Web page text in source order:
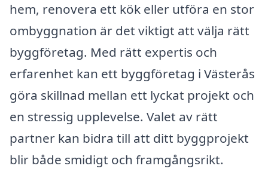
hem, renovera ett kök eller utföra en stor
ombyggnation är det viktigt att välja rätt
byggföretag. Med rätt expertis och
erfarenhet kan ett byggföretag i Västerås
göra skillnad mellan ett lyckat projekt och
en stressig upplevelse. Valet av rätt
partner kan bidra till att ditt byggprojekt
blir både smidigt och framgångsrikt.